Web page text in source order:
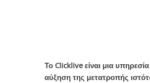
Το Clicklive είναι μια
αύξηση της μετατροπής